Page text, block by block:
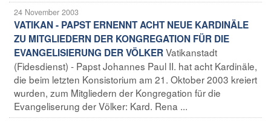
24 November 2003
VATIKAN - PAPST ERNENNT ACHT NEUE KARDINÄLE
ZU MITGLIEDERN DER KONGREGATION FÜR DIE
EVANGELISIERUNG DER VÖLKERVatikanstadt
(Fidesdienst) - Papst Johannes Paul II. hat acht Kardinäle,
die beim letzten Konsistorium am 21. Oktober 2003 kreiert
wurden, zum Mitgliedern der Kongregation für die
Evangeliserung der Völker: Kard. Rena ...